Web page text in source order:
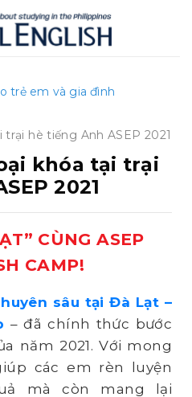
trẻ em và gia đình
hè tiếng Anh ASEP 2021
khóa tại trại
2021
CÙNG ASEP
CAMP!
sâu tại Đà Lạt –
– đã chính thức bước
năm 2021. Với mong
các em rèn luyện
mà còn mang lại